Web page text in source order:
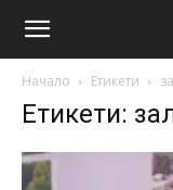
Начало Етикети
Етикети: